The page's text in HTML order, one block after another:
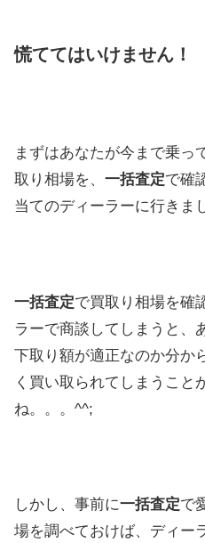
慌ててはいけません！
まずはあなたが今まで乗っ
取り相場を、 一括査定で確
当てのディーラーに行きま
一括査定で買取り相場を確
ラーで商談してしまうと、
下取り額が適正なのか分か
く買い取られてしまうこと
ね。。。^^;
しかし、事前に一括査定で
場を調べておけば、ディー